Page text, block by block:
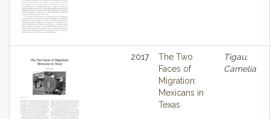
2017
The Two
Faces of
Migration:
Mexicans in
Texas
Tigau,
Camelia